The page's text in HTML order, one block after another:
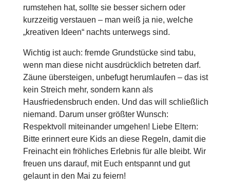
rumstehen hat, sollte sie besser sichern oder
kurzzeitig verstauen – man weiß ja nie, welche
„kreativen Ideen“ nachts unterwegs sind.
Wichtig ist auch: fremde Grundstücke sind tabu,
wenn man diese nicht ausdrücklich betreten darf.
Zäune übersteigen, unbefugt herumlaufen – das ist
kein Streich mehr, sondern kann als
Hausfriedensbruch enden. Und das will schließlich
niemand. Darum unser größter Wunsch:
Respektvoll miteinander umgehen! Liebe Eltern:
Bitte erinnert eure Kids an diese Regeln, damit die
Freinacht ein fröhliches Erlebnis für alle bleibt. Wir
freuen uns darauf, mit Euch entspannt und gut
gelaunt in den Mai zu feiern!